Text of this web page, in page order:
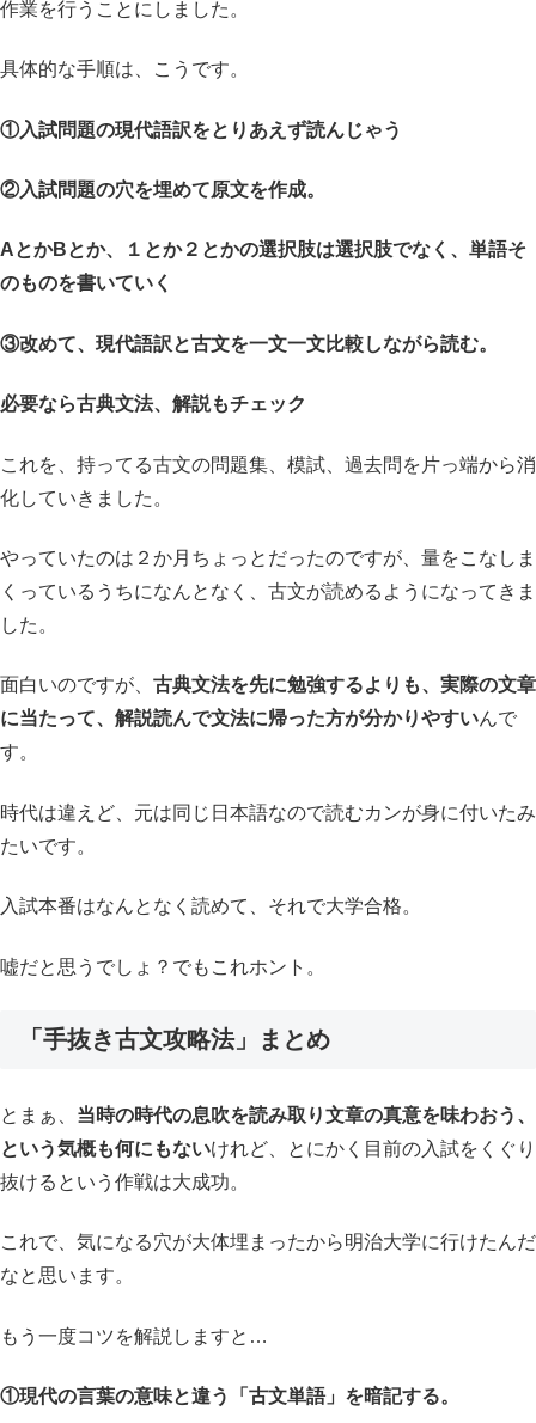
作業を行うことにしました。
具体的な手順は、こうです。
①入試問題の現代語訳をとりあえず読んじゃう
②入試問題の穴を埋めて原文を作成。
AとかBとか、１とか２とかの選択肢は選択肢でなく、単語そ
のものを書いていく
③改めて、現代語訳と古文を一文一文比較しながら読む。
必要なら古典文法、解説もチェック
これを、持ってる古文の問題集、模試、過去問を片っ端から消
化していきました。
やっていたのは２か月ちょっとだったのですが、量をこなしま
くっているうちになんとなく、古文が読めるようになってきま
した。
面白いのですが、 古典文法を先に勉強するよりも、実際の文章
に当たって、解説読んで文法に帰った方が分かりやすいんで
す。
時代は違えど、元は同じ日本語なので読むカンが身に付いたみ
たいです。
入試本番はなんとなく読めて、それで大学合格。
嘘だと思うでしょ？でもこれホント。
「手抜き古文攻略法」まとめ
とまぁ、 当時の時代の息吹を読み取り文章の真意を味わおう、
という気概も何にもないけれど、とにかく目前の入試をくぐり
抜けるという作戦は大成功。
これで、気になる穴が大体埋まったから明治大学に行けたんだ
なと思います。
もう一度コツを解説しますと…
①現代の言葉の意味と違う「古文単語」を暗記する。